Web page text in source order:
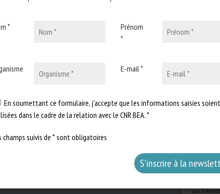
Pour offrir
aux
*
Prénom
*
E-mail *
En soumettant ce formulaire, j'accepte que les informations saisies soient
dans le cadre de la relation avec le CNR BEA. *
champs suivis de * sont obligatoires